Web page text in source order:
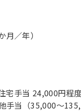
／年）
宅手当 24,000円
当（35,000～